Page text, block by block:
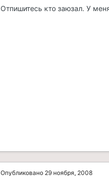
Отпишитесь кто заюзал. У
Опубликовано 29 ноября, 2008